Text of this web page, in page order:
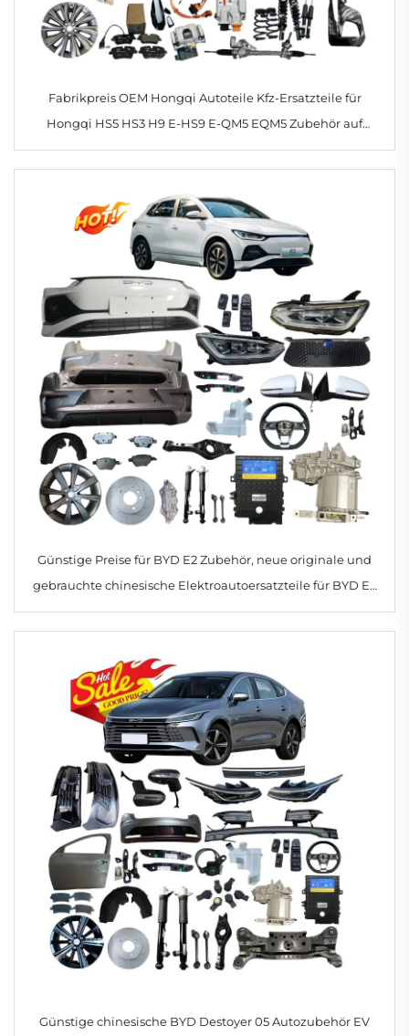
Fabrikpreis OEM Hongqi Autoteile Kfz-Ersatzteile für
Hongqi HS5 HS3 H9 E-HS9 E-QM5 EQM5 Zubehör auf
Lager
Günstige Preise für BYD E2 Zubehör, neue originale und
gebrauchte chinesische Elektroautoersatzteile für BYD E2
Teile
Günstige chinesische BYD Destoyer 05 Autozubehör EV